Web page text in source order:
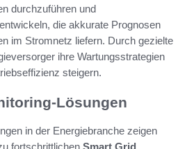
durchzuführen und
die akkurate Prognosen
im Stromnetz liefern. Durch gezielte
ihre Wartungsstrategien
steigern.
Lösungen
in der Energiebranche zeigen
fortschrittlichen Smart Grid